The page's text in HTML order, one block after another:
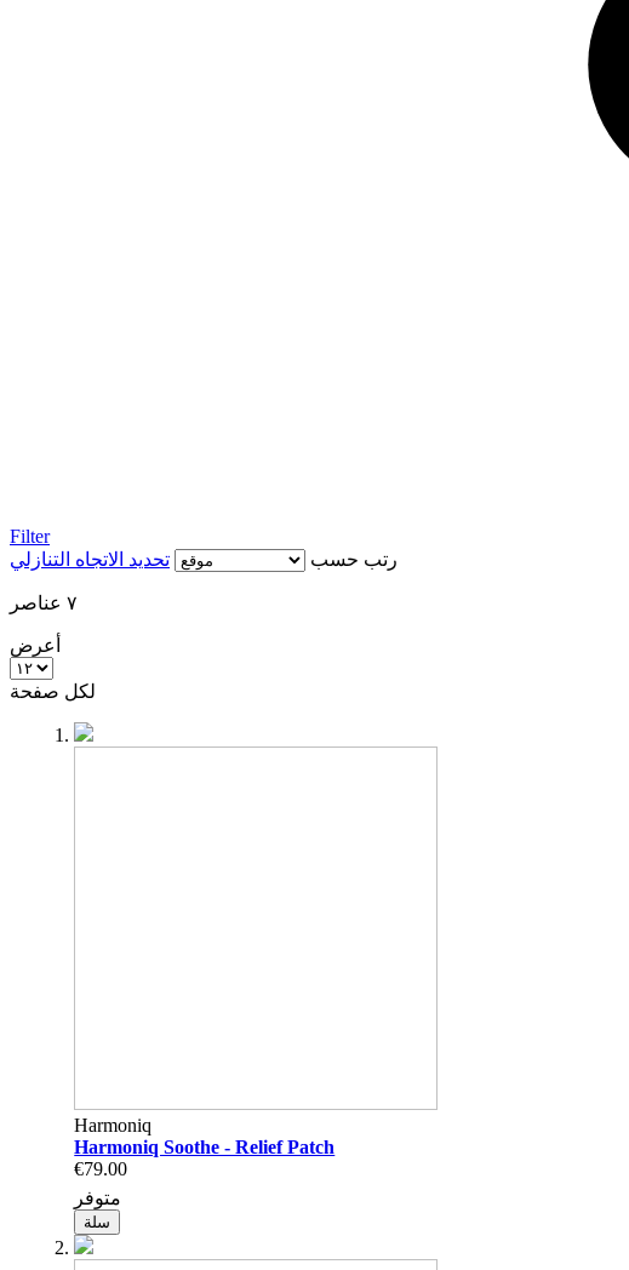
Filter
رتب حسب
تحديد الاتجاه التنازلي
٧ عناصر
أعرض
لكل صفحة
Harmoniq
Harmoniq Soothe - Relief Patch
€79.00
متوفر
سلة